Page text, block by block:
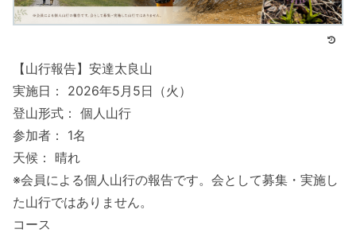
【山行報告】安達太良山
実施日： 2026年5月5日（火）
登山形式： 個人山行
参加者： 1名
天候： 晴れ
※会員による個人山行の報告です。会として募集・実施し
た山行ではありません。
コース